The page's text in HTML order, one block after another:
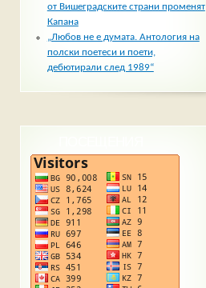
от Вишеградските страни променят
Капана
„Любов не е думата. Антология на
полски поетеси и поети,
дебютирали след 1989“